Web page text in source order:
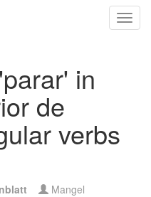
in
de
verbs
Mangel